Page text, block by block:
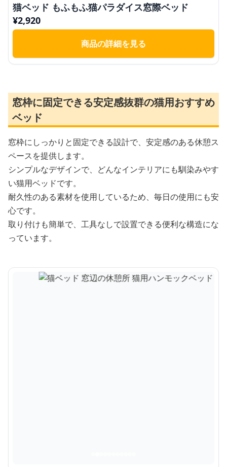
猫ベッド もふもふ猫パラダイス窓際ベッド
¥2,920
商品の詳細を見る
窓枠に固定できる安定感抜群の猫用おすすめ
ベッド
窓枠にしっかりと固定できる設計で、安定感のある休憩ス
ペースを提供します。
シンプルなデザインで、どんなインテリアにも馴染みやす
い猫用ベッドです。
耐久性のある素材を使用しているため、毎日の使用にも安
心です。
取り付けも簡単で、工具なしで設置できる便利な構造にな
っています。